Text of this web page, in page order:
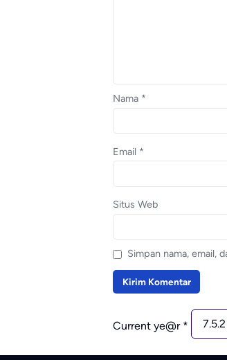
Nama *
Email *
Situs Web
Simpan nama, email,
Current ye@r *